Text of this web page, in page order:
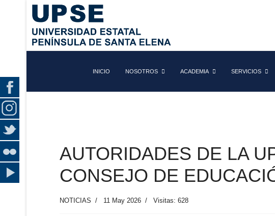
INICIO NOSOTROS ACADEMIA SERVICIOS
AUTORIDADES DE LA
CONSEJO DE
NOTICIAS 11 May 2026 Visitas: 628